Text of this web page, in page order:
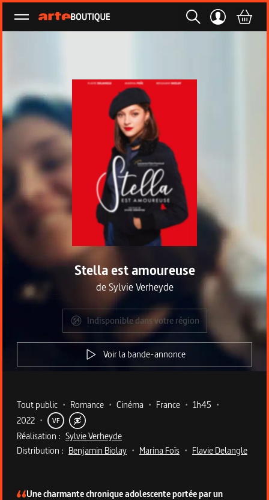
Ouvrir le menu
Stella est amoureuse
deSylvie Verheyde
Indisponible dans votre région
Voir la bande-annonce
Metadata du programme
Tout public • Romance • Cinéma • France • 1h45 •
2022 • VF
Réalisation : Sylvie Verheyde
Distribution : Benjamin Biolay • Marina Foïs • Flavie Delangle
Une charmante chronique adolescente portée par un